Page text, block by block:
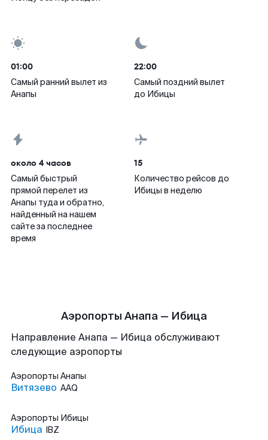
01:00
Самый ранний вылет из
Анапы
22:00
Самый поздний вылет
до Ибицы
около 4 часов
Самый быстрый
прямой перелет из
Анапы туда и обратно,
найденный на нашем
сайте за последнее
время
15
Количество рейсов до
Ибицы в неделю
Аэропорты Анапа — Ибица
Направление Анапа — Ибица обслуживают
следующие аэропорты
Аэропорты Анапы
Витязево AAQ
Аэропорты Ибицы
Ибица IBZ